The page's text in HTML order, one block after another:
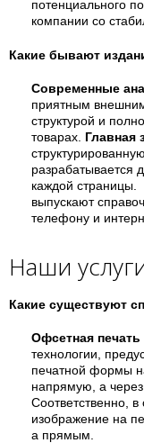
потенциального
компании со
Какие бывают
Современные
приятным
структурой и
товарах. Главная
разрабатывается
каждой страницы.
выпускают
телефону и
Наши
Какие существуют
Офсетная печать
технологии,
печатной формы
напрямую, а
Соответственно, в
изображение на
а прямым.